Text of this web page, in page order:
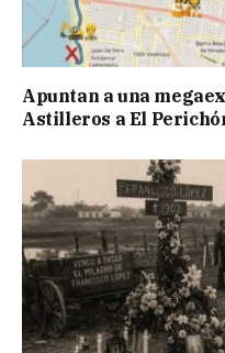
Apuntan a una
Astilleros a El